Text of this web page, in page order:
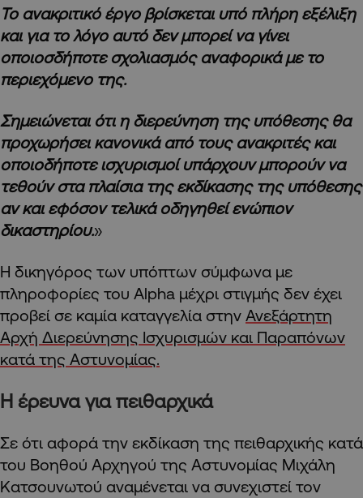
Το ανακριτικό έργο βρίσκεται υπό πλήρη εξέλιξη
και για το λόγο αυτό δεν μπορεί να γίνει
οποιοσδήποτε σχολιασμός αναφορικά με το
περιεχόμενο της.
Σημειώνεται ότι η διερεύνηση της υπόθεσης θα
προχωρήσει κανονικά από τους ανακριτές και
οποιοδήποτε ισχυρισμοί υπάρχουν μπορούν να
τεθούν στα πλαίσια της εκδίκασης της υπόθεσης
αν και εφόσον τελικά οδηγηθεί ενώπιον
δικαστηρίου.»
Η δικηγόρος των υπόπτων σύμφωνα με
πληροφορίες του Alpha μέχρι στιγμής δεν έχει
προβεί σε καμία καταγγελία στην Ανεξάρτητη
Αρχή Διερεύνησης Ισχυρισμών και Παραπόνων
κατά της Αστυνομίας.
Η έρευνα για πειθαρχικά
Σε ότι αφορά την εκδίκαση της πειθαρχικής κατά
του Βοηθού Αρχηγού της Αστυνομίας Μιχάλη
Κατσουνωτού αναμένεται να συνεχιστεί τον